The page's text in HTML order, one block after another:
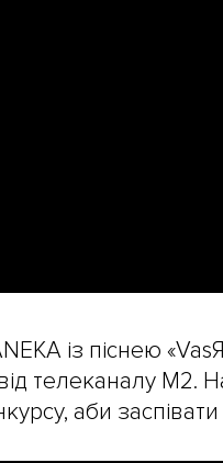
із піснею
телеканалу М2.
аби заспівати